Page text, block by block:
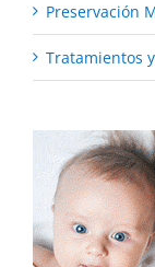
Preservación
Tratamientos